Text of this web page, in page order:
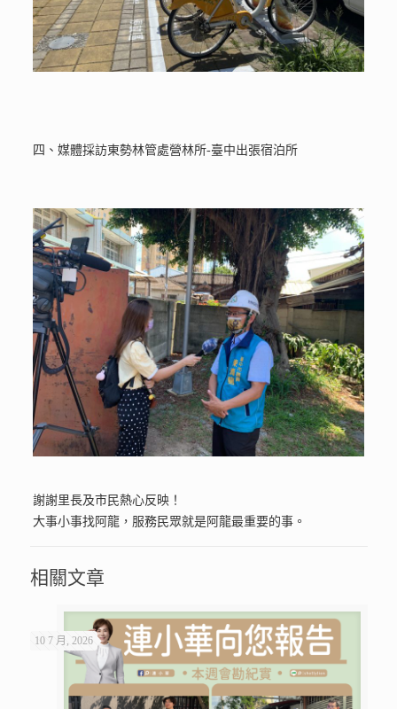
四、媒體採訪東勢林管處營林所-臺中出張宿泊所
謝謝里長及市民熱心反映！
大事小事找阿龍，服務民眾就是阿龍最重要的事。
相關文章
10 7 月, 2026